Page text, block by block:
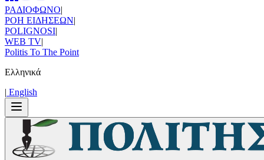
ΡΑΔΙΟΦΩΝΟ|
ΡΟΗ ΕΙΔΗΣΕΩΝ|
POLIGNOSI|
WEB TV|
Politis To The Point
Ελληνικά
| Εnglish